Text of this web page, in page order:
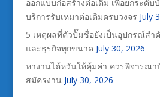
ออกแบบก่อสร้างต่อเติม เพื่อยกระดับ
บริการรับเหมาต่อเติมครบวงจร July
5 เหตุผลที่ตัวปั๊มชื่อยังเป็นอุปกรณ์ส
และธุรกิจทุกขนาด July 30, 2026
หางานไต้หวันให้คุ้มค่า ควรพิจารณา
สมัครงาน July 30, 2026